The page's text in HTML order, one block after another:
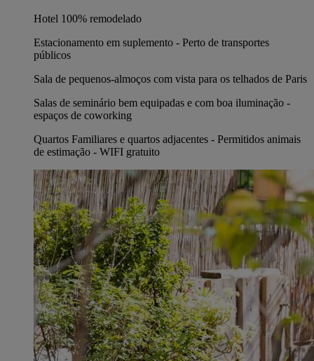
Hotel 100% remodelado
Estacionamento em suplemento - Perto de transportes
públicos
Sala de pequenos-almoços com vista para os telhados de Paris
Salas de seminário bem equipadas e com boa iluminação -
espaços de coworking
Quartos Familiares e quartos adjacentes - Permitidos animais
de estimação - WIFI gratuito